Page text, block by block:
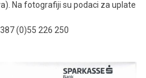
Na fotografiji su podaci za uplate
(0)55 226 250